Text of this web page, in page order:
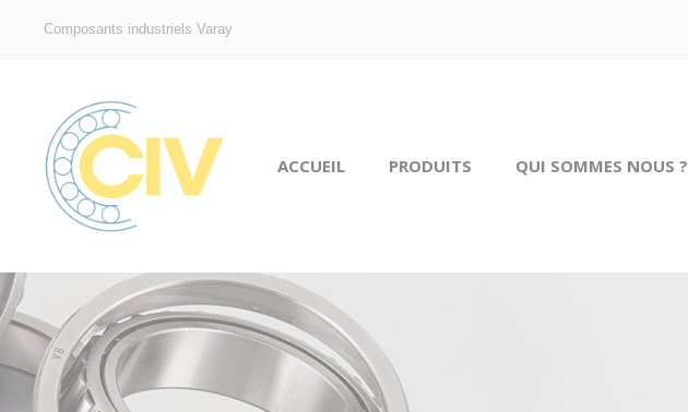
Composants industriels Varay
ACCUEIL PRODUITS QUI SOMMES NOUS ?